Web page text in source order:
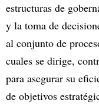
estructuras de
y la toma de
al conjunto de
cuales se dirige,
para asegurar su
de objetivos